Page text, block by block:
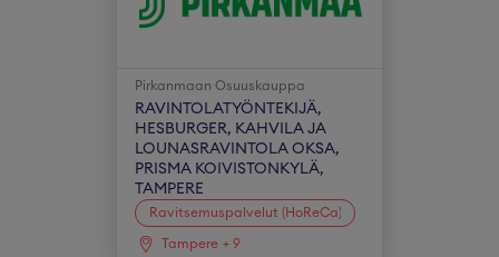
Pirkanmaan Osuuskauppa
RAVINTOLATYÖNTEKIJÄ,
HESBURGER, KAHVILA JA
LOUNASRAVINTOLA OKSA,
PRISMA KOIVISTONKYLÄ,
TAMPERE
Ravitsemuspalvelut (HoReCa)
Tampere + 9